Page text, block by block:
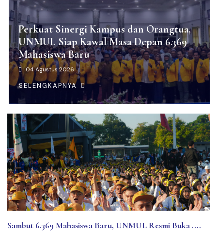
Perkuat Sinergi Kampus dan Orangtua,
UNMUL Siap Kawal Masa Depan 6.369
Mahasiswa Baru
04 Agustus 2026
SELENGKAPNYA
Sambut 6.369 Mahasiswa Baru, UNMUL Resmi Buka ....